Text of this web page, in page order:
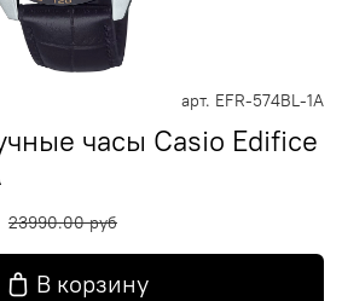
арт. EFR-574BL-1A
часы Casio Edifice
23990.00 руб
В корзину